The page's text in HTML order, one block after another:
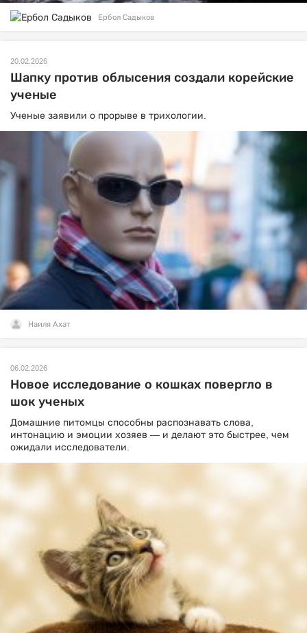
Ербол Садыков
20.02.2026
Шапку против облысения создали корейские
ученые
Ученые заявили о прорыве в трихологии.
Наиля Ахат
06.02.2026
Новое исследование о кошках повергло в
шок ученых
Домашние питомцы способны распознавать слова,
интонацию и эмоции хозяев — и делают это быстрее, чем
ожидали исследователи.